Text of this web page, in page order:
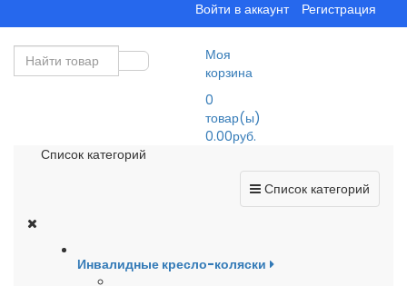
Войти в аккаунт Регистрация
Моя
корзина
0
товар(ы)
0.00руб.
Список категорий
Список категорий
Инвалидные кресло-коляски